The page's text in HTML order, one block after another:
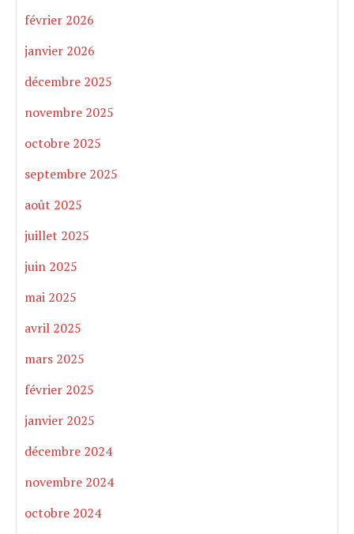
février 2026
janvier 2026
décembre 2025
novembre 2025
octobre 2025
septembre 2025
août 2025
juillet 2025
juin 2025
mai 2025
avril 2025
mars 2025
février 2025
janvier 2025
décembre 2024
novembre 2024
octobre 2024